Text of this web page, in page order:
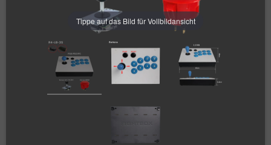
Tippe auf das Bild für Vollbildansicht